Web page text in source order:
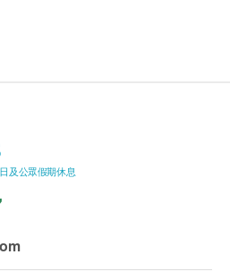
7個工作天內安排發貨。
日而有所影響。當八號烈風
生效時，送貨服務時間將會
貨品的供應情況再作最後確
未能提供任何訂單上
有權拒絕接受該訂
及公眾假期休息